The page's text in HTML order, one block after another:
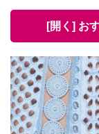
[開く] お